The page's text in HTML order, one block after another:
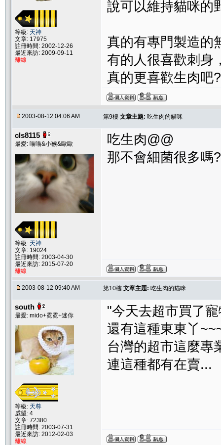
等級: 天神
文章: 17975
註冊時間: 2002-12-26
最近來訪: 2009-09-11
離線
說可以維持貓咪的
真的有專門製造的
有的人很喜歡刺身
真的更喜歡生肉吧
2003-08-12 04:06 AM 第9樓 文章主題: 吃生肉的貓咪
cls8115
最愛: 喵喵&小猴&歐歐
等級: 天神
文章: 19024
註冊時間: 2003-04-30
最近來訪: 2015-07-20
離線
吃生肉@@
那不會細菌很多嗎
2003-08-12 09:40 AM 第10樓 文章主題: 吃生肉的貓咪
south
最愛: mido+霓霓+迷你
等級: 天尊
威望: 4
文章: 72380
註冊時間: 2003-07-31
最近來訪: 2012-02-03
離線
"今天去超市買了
還有這種東東丫
台灣的超市這麼專
連這種都有在賣...